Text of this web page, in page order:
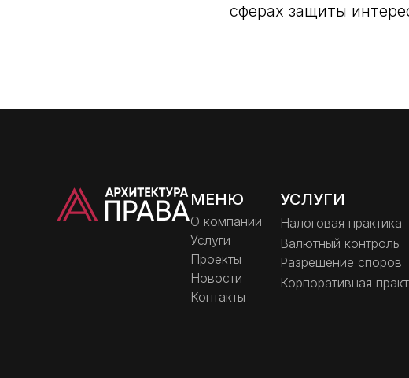
сферах защиты
МЕНЮ
О компании
Услуги
Проекты
Новости
Контакты
УСЛУГИ
Налоговая практика
Валютный контроль
Разрешение споров
Корпоративная